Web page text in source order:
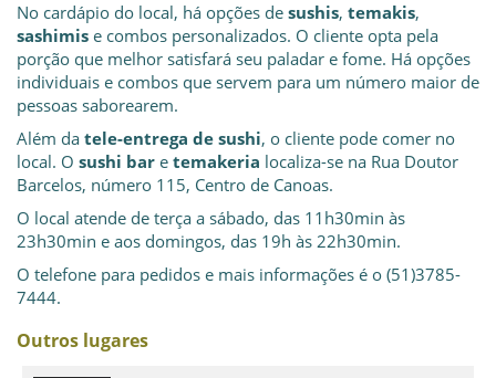
No cardápio do local, há opções de sushis, temakis,
sashimis e combos personalizados. O cliente opta pela
porção que melhor satisfará seu paladar e fome. Há opções
individuais e combos que servem para um número maior de
pessoas saborearem.
Além da tele-entrega de sushi, o cliente pode comer no
local. O sushi bar e temakeria localiza-se na Rua Doutor
Barcelos, número 115, Centro de Canoas.
O local atende de terça a sábado, das 11h30min às
23h30min e aos domingos, das 19h às 22h30min.
O telefone para pedidos e mais informações é o (51)3785-
7444.
Outros lugares